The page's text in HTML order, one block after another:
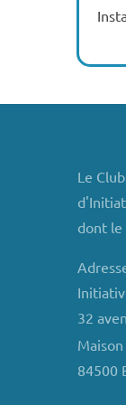
Le
dont le
32
84500